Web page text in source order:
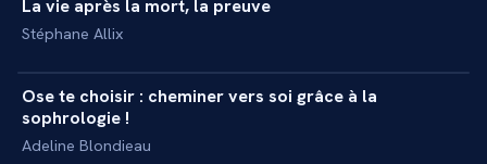
MASTERCLASS
La vie après la mort, la preuve
Stéphane Allix
MASTERCLASS
Ose te choisir : cheminer vers soi grâce à la
sophrologie !
Adeline Blondieau